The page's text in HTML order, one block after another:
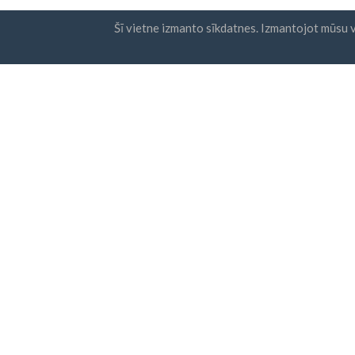
Šī vietne izmanto sīkdatnes. Izmantojot mūsu